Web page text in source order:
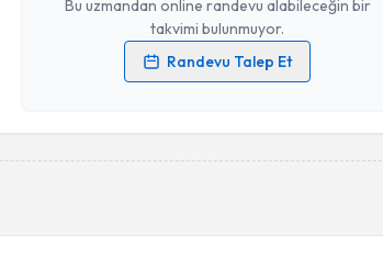
Bu uzmandan online randevu alabileceğin bir
takvimi bulunmuyor.
Randevu Talep Et
Kişisel verilerimin işlenmesine ilişkinAydınlatma Metni
işlenmesini kabul ediyorum.